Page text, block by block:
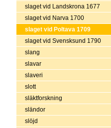
slaget vid Landskrona 1677
slaget vid Narva 1700
slaget vid Poltava 1709
slaget vid Svensksund 1790
slang
slavar
slaveri
slott
släktforskning
sländor
slöjd